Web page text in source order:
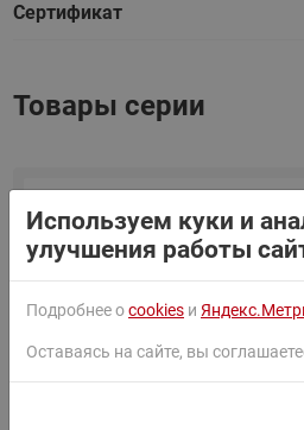
Сертификат
Товары серии
Сортировать по: По умолчанию
Фильтр
HFI 040 D 100
Используем куки и
улучшения работы
Подробнее оcookies и
Оставаясь на сайте, вы